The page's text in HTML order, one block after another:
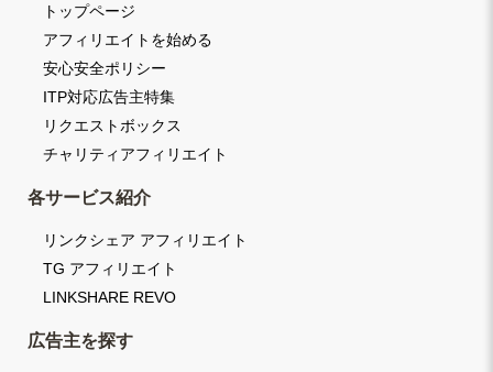
トップページ
アフィリエイトを始める
安心安全ポリシー
ITP対応広告主特集
リクエストボックス
チャリティアフィリエイト
各サービス紹介
リンクシェア アフィリエイト
TG アフィリエイト
LINKSHARE REVO
広告主を探す